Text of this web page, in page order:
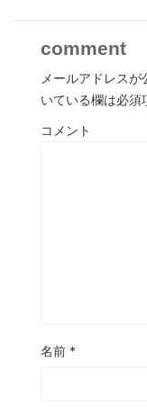
comment
メールアドレスが
いている欄は必須
コメント
名前 *